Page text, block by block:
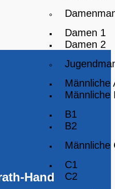
Damen 1
Damen 2
Männliche
Männliche
B1
B2
Männliche
C1
C2
Hand